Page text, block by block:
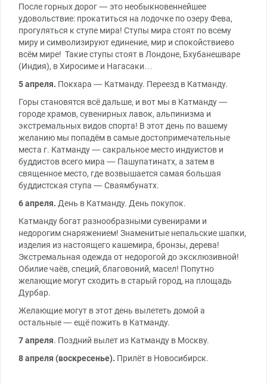
После горных дорог — это необыкновеннейшее
удовольствие: прокатиться на лодочке по озеру Фева,
прогуляться к ступе мира! Ступы мира стоят по всему
миру и символизируют единение, мир и спокойствиево
всём мире! Такие ступы стоят в Лондоне, Бхубанешваре
(Индия), в Хиросиме и Нагасаки…
5 апреля. Покхара — Катманду. Переезд в Катманду.
Горы становятся всё дальше, и вот мы в Катманду —
городе храмов, сувенирных лавок, альпинизма и
экстремальных видов спорта! В этот день по вашему
желанию мы попадём в самые достопримечательные
места г. Катманду — сакральное место индуистов и
буддистов всего мира — Пашупатинатх, а затем в
священное место, где возвышается самая большая
буддистская ступа — Сваямбунатх.
6 апреля. День в Катманду. День покупок.
Катманду богат разнообразными сувенирами и
недорогим снаряжением! Знаменитые непальские шапки,
изделия из настоящего кашемира, бронзы, дерева!
Экстремальная одежда от недорогой до эксклюзивной!
Обилие чаёв, специй, благовоний, масел! Попутно
желающие могут сходить в старый город, на площадь
Дурбар.
Желающие могут в этот день вылететь домой а
остальные — ещё пожить в Катманду.
7 апреля. Поздний вылет из Катманду в Москву.
8 апреля (воскресенье). Прилёт в Новосибирск.